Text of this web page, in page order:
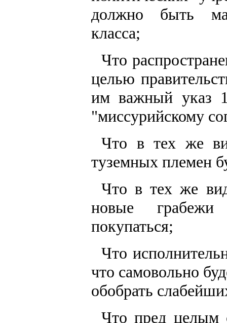
должно быть
класса;
Что
целью
им важный указ
"миссурийскому
Что в тех же
туземных племен
Что в тех же
новые грабежи
покупаться;
Что
что самовольно
обобрать
Что пред целым